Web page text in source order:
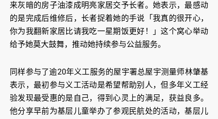
来灰暗的房子油漆成明亮家居交予长者。她表示，最感动
的是完成后维修后，长者捉着她的手说「我真的很开心，
你为我翻新家居比请我吃一星期饭更好！」这个窝心举动
给予她莫大鼓舞，推动她持续参与公益服务。
同样参与了逾20年义工服务的屋宇署总屋宇测量师林肇基
表示，最初参与义工活动是希望帮助别人，但多年义工经
验发现最受惠的是自己，得到心灵上的满足，获益良多。
他分享早前为基层儿童举办了参观民航处的活动，基层儿